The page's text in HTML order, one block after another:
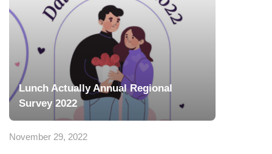
Lunch Actually Annual Regional
Survey 2022
November 29, 2022